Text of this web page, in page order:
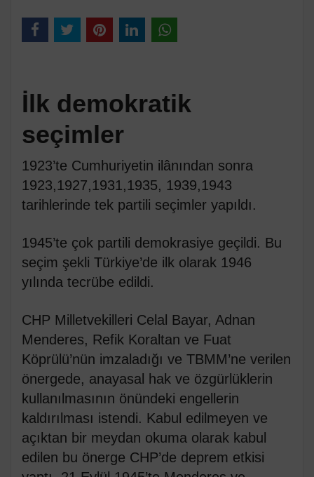
İlk demokratik
seçimler
1923’te Cumhuriyetin ilânından sonra
1923,1927,1931,1935, 1939,1943
tarihlerinde tek partili seçimler yapıldı.
1945’te çok partili demokrasiye geçildi. Bu
seçim şekli Türkiye’de ilk olarak 1946
yılında tecrübe edildi.
CHP Milletvekilleri Celal Bayar, Adnan
Menderes, Refik Koraltan ve Fuat
Köprülü’nün imzaladığı ve TBMM’ne verilen
önergede, anayasal hak ve özgürlüklerin
kullanılmasının önündeki engellerin
kaldırılması istendi. Kabul edilmeyen ve
açıktan bir meydan okuma olarak kabul
edilen bu önerge CHP’de deprem etkisi